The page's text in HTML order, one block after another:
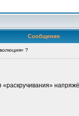
Сообщение
?